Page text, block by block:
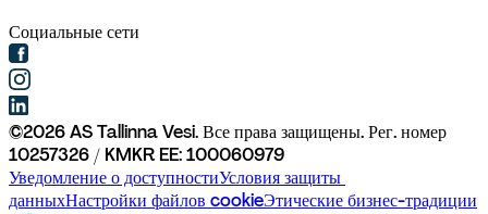
Социальные сети
©2026AS Tallinna Vesi. Все права защищены. Рег. номер
10257326 / KMKR EE: 100060979
Уведомление о доступностиУсловия защиты
данныхНастройки файлов cookieЭтические бизнес-традиции